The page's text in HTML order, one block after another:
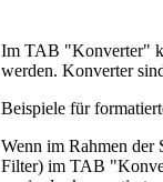
Im TAB "Konverter"
werden. Konverter
Beispiele für
Wenn im Rahmen der
Filter) im TAB